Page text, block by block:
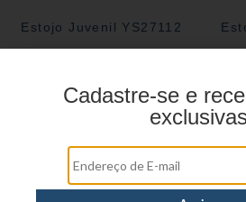
Estojo Juvenil YS27112
Cadastre-se e